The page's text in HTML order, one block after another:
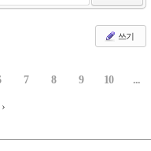
쓰기
7 8 9 10 ...